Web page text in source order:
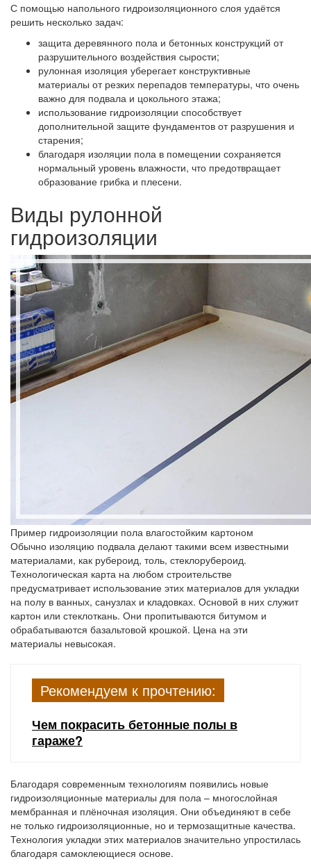
С помощью напольного гидроизоляционного слоя удаётся
решить несколько задач:
защита деревянного пола и бетонных конструкций от
разрушительного воздействия сырости;
рулонная изоляция уберегает конструктивные
материалы от резких перепадов температуры, что очень
важно для подвала и цокольного этажа;
использование гидроизоляции способствует
дополнительной защите фундаментов от разрушения и
старения;
благодаря изоляции пола в помещении сохраняется
нормальный уровень влажности, что предотвращает
образование грибка и плесени.
Виды рулонной
гидроизоляции
Пример гидроизоляции пола влагостойким картоном
Обычно изоляцию подвала делают такими всем известными
материалами, как рубероид, толь, стеклорубероид.
Технологическая карта на любом строительстве
предусматривает использование этих материалов для укладки
на полу в ванных, санузлах и кладовках. Основой в них служит
картон или стеклоткань. Они пропитываются битумом и
обрабатываются базальтовой крошкой. Цена на эти
материалы невысокая.
Рекомендуем к прочтению:
Чем покрасить бетонные полы в
гараже?
Благодаря современным технологиям появились новые
гидроизоляционные материалы для пола – многослойная
мембранная и плёночная изоляция. Они объединяют в себе
не только гидроизоляционные, но и термозащитные качества.
Технология укладки этих материалов значительно упростилась
благодаря самоклеющиеся основе.